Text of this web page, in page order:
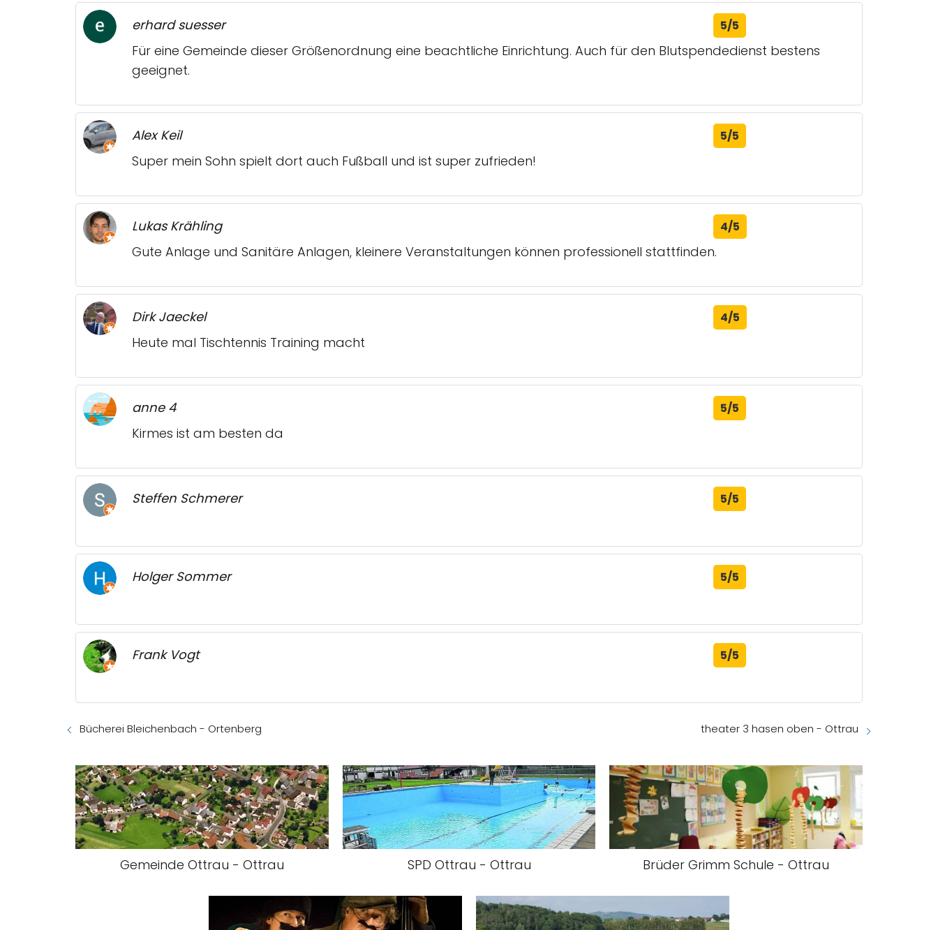
erhard suesser 5/5
Für eine Gemeinde dieser Größenordnung eine beachtliche Einrichtung. Auch für den Blutspendedienst bestens
geeignet.
Alex Keil 5/5
Super mein Sohn spielt dort auch Fußball und ist super zufrieden!
Lukas Krähling 4/5
Gute Anlage und Sanitäre Anlagen, kleinere Veranstaltungen können professionell stattfinden.
Dirk Jaeckel 4/5
Heute mal Tischtennis Training macht
anne 4 5/5
Kirmes ist am besten da
Steffen Schmerer 5/5
Holger Sommer 5/5
Frank Vogt 5/5
Bücherei Bleichenbach - Ortenberg theater 3 hasen oben - Ottrau
Gemeinde Ottrau - Ottrau SPD Ottrau - Ottrau Brüder Grimm Schule - Ottrau